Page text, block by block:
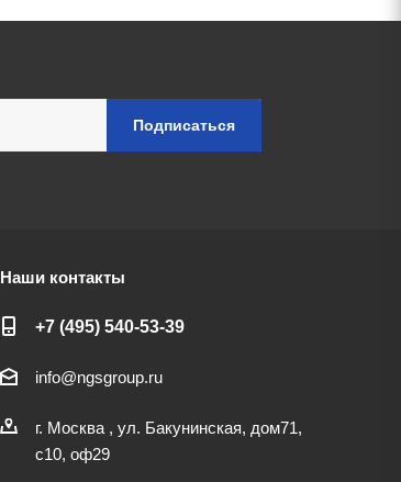
Наши контакты
+7 (495) 540-53-39
info@ngsgroup.ru
г. Москва , ул. Бакунинская, дом71,
с10, оф29